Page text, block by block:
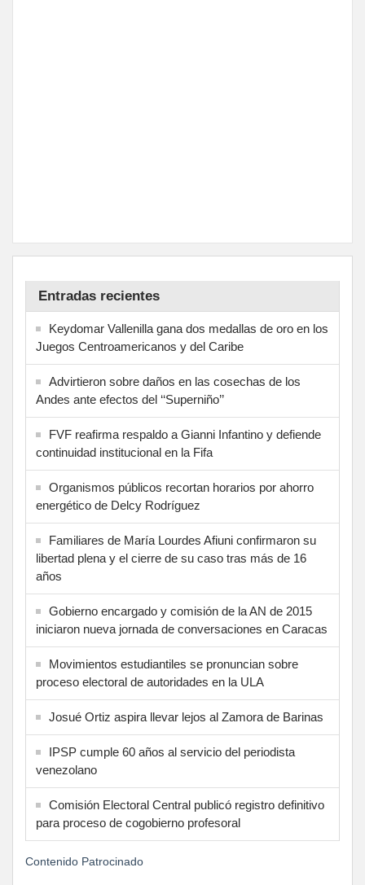
Entradas recientes
Keydomar Vallenilla gana dos medallas de oro en los
Juegos Centroamericanos y del Caribe
Advirtieron sobre daños en las cosechas de los
Andes ante efectos del ‘‘Superniño’’
FVF reafirma respaldo a Gianni Infantino y defiende
continuidad institucional en la Fifa
Organismos públicos recortan horarios por ahorro
energético de Delcy Rodríguez
Familiares de María Lourdes Afiuni confirmaron su
libertad plena y el cierre de su caso tras más de 16
años
Gobierno encargado y comisión de la AN de 2015
iniciaron nueva jornada de conversaciones en Caracas
Movimientos estudiantiles se pronuncian sobre
proceso electoral de autoridades en la ULA
Josué Ortiz aspira llevar lejos al Zamora de Barinas
IPSP cumple 60 años al servicio del periodista
venezolano
Comisión Electoral Central publicó registro definitivo
para proceso de cogobierno profesoral
Contenido Patrocinado